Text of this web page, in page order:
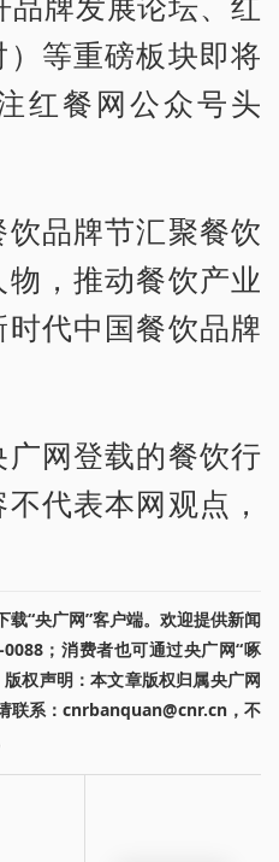
等重磅板块即将
红餐网公众号头
品牌节汇聚餐饮
，推动餐饮产业
代中国餐饮品牌
广网登载的餐饮行
代表本网观点，
载“央广网”客户端。欢迎提供新闻
；消费者也可通过央广网“啄
权声明：本文章版权归属央广网
联系：cnrbanquan@cnr.cn，不